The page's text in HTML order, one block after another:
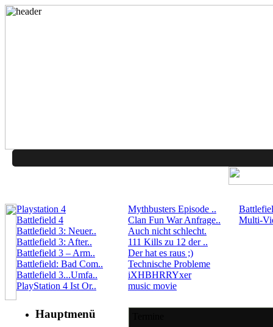
Playstation 4
Battlefield 4
Battlefield 3: Neuer..
Battlefield 3: After..
Battlefield 3 – Arm..
Battlefield: Bad Com..
Battlefield 3...Umfa..
PlayStation 4 Ist Or..
Mythbusters Episode ..
Clan Fun War Anfrage..
Auch nicht schlecht.
111 Kills zu 12 der ..
Der hat es raus ;)
Technische Probleme
iXHBHRRYxer
music movie
Multi-
Hauptmenü